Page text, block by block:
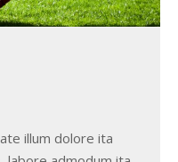
illum dolore ita